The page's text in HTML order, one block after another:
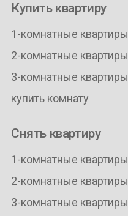
Купить квартиру
1-комнатные квартиры
2-комнатные квартиры
3-комнатные квартиры
купить комнату
Снять квартиру
1-комнатные квартиры
2-комнатные квартиры
3-комнатные квартиры